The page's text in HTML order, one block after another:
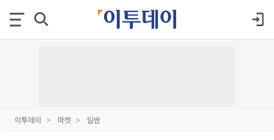
이투데이 마켓 일반